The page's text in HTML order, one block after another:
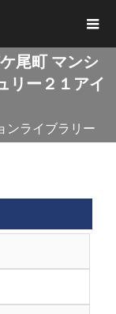
尾町 マンシ
リー２１アイ
ンライブラリー